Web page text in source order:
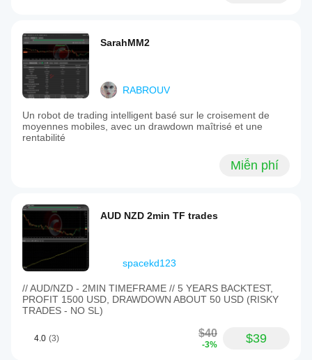
SarahMM2
RABROUV
Un robot de trading intelligent basé sur le croisement de
moyennes mobiles, avec un drawdown maîtrisé et une
rentabilité
Miễn phí
AUD NZD 2min TF trades
spacekd123
// AUD/NZD - 2MIN TIMEFRAME // 5 YEARS BACKTEST,
PROFIT 1500 USD, DRAWDOWN ABOUT 50 USD (RISKY
TRADES - NO SL)
4.0 (3) $40
-3% $39